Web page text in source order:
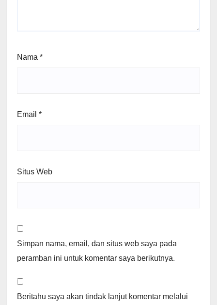
Nama *
Email *
Situs Web
Simpan nama, email, dan situs web saya pada
peramban ini untuk komentar saya berikutnya.
Beritahu saya akan tindak lanjut komentar melalui